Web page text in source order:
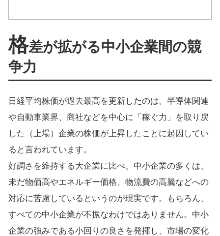
格差が拡がる中小企業間の競
争力
日経平均株価が過去最高を更新したのは、半導体関連
や自動車業界、商社などを中心に「稼ぐ力」を取り戻
した（上場）企業の株価が上昇したことに起因してい
ると言われています。
好調さを維持する大企業に比べ、中小企業の多くは、
未だ物価高やエネルギー価格、物流費の高騰などへの
対応に苦慮しているというのが現実です。もちろん、
すべての中小企業が不振なわけではありません。中小
企業の強みである小回りの良さを発揮し、市場の変化